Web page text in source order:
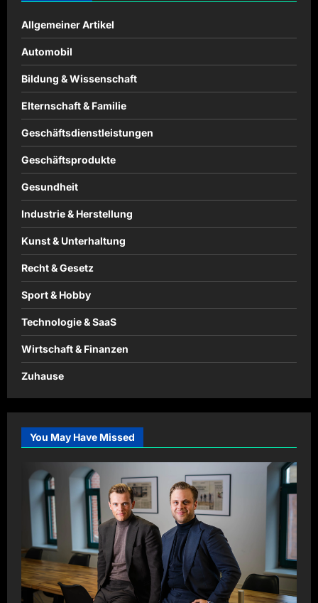
Allgemeiner Artikel
Automobil
Bildung & Wissenschaft
Elternschaft & Familie
Geschäftsdienstleistungen
Geschäftsprodukte
Gesundheit
Industrie & Herstellung
Kunst & Unterhaltung
Recht & Gesetz
Sport & Hobby
Technologie & SaaS
Wirtschaft & Finanzen
Zuhause
You May Have Missed